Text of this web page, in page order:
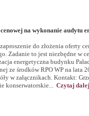
na wykonanie audytu
do złożenia oferty
Zadanie to jest niezbędne w
energetyczna budynku
ze środków RPO WP na lata
w załącznikach. Kontakt:
konserwatorskie... Czytaj